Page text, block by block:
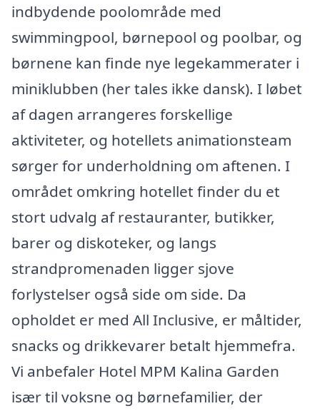
indbydende poolområde med
swimmingpool, børnepool og poolbar, og
børnene kan finde nye legekammerater i
miniklubben (her tales ikke dansk). I løbet
af dagen arrangeres forskellige
aktiviteter, og hotellets animationsteam
sørger for underholdning om aftenen. I
området omkring hotellet finder du et
stort udvalg af restauranter, butikker,
barer og diskoteker, og langs
strandpromenaden ligger sjove
forlystelser også side om side. Da
opholdet er med All Inclusive, er måltider,
snacks og drikkevarer betalt hjemmefra.
Vi anbefaler Hotel MPM Kalina Garden
især til voksne og børnefamilier, der